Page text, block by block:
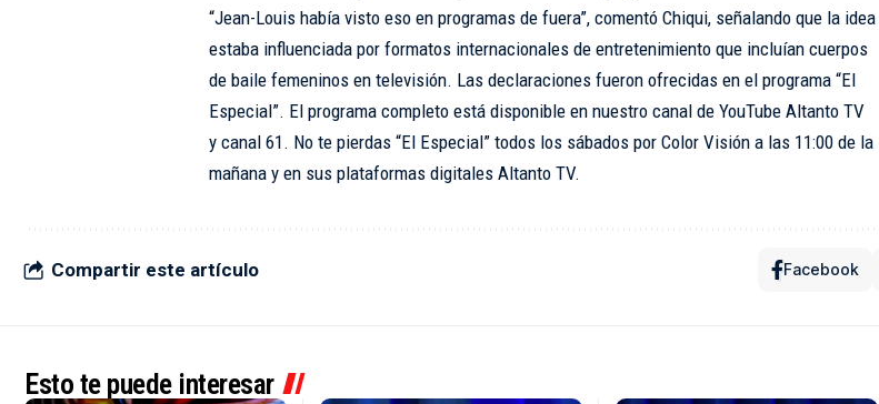
“Jean-Louis había visto eso en programas de fuera”, comentó Chiqui, señalando que la idea
estaba influenciada por formatos internacionales de entretenimiento que incluían cuerpos
de baile femeninos en televisión. Las declaraciones fueron ofrecidas en el programa “El
Especial”. El programa completo está disponible en nuestro canal de YouTube Altanto TV
y canal 61. No te pierdas “El Especial” todos los sábados por Color Visión a las 11:00 de la
mañana y en sus plataformas digitales Altanto TV.
Compartir este artículo Facebook
Esto te puede interesar